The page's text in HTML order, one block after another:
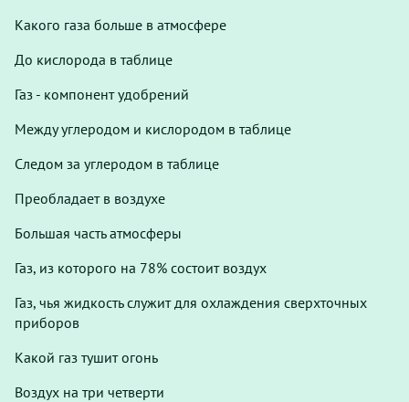
Какого газа больше в атмосфере
До кислорода в таблице
Газ - компонент удобрений
Между углеродом и кислородом в таблице
Следом за углеродом в таблице
Преобладает в воздухе
Большая часть атмосферы
Газ, из которого на 78% состоит воздух
Газ, чья жидкость служит для охлаждения сверхточных
приборов
Какой газ тушит огонь
Воздух на три четверти